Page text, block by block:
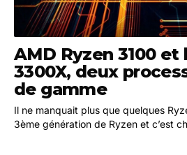
AMD Ryzen 3100 et
3300X, deux
de gamme
Il ne manquait plus que quelques
3ème génération de Ryzen et c’est